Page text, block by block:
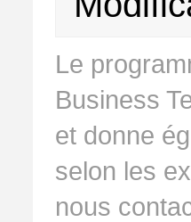
Le
Business
et donne
selon les
nous